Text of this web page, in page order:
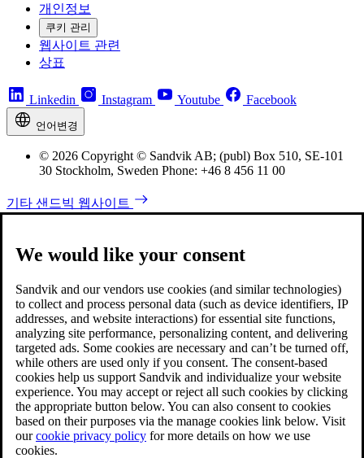
개인정보
쿠키 관리
웹사이트 관련
상표
Linkedin Instagram Youtube Facebook
언어변경
© 2026 Copyright © Sandvik AB; (publ) Box 510, SE-101
30 Stockholm, Sweden Phone: +46 8 456 11 00
기타 샌드빅 웹사이트
We would like your consent
Sandvik and our vendors use cookies (and similar technologies)
to collect and process personal data (such as device identifiers, IP
addresses, and website interactions) for essential site functions,
analyzing site performance, personalizing content, and delivering
targeted ads. Some cookies are necessary and can’t be turned off,
while others are used only if you consent. The consent-based
cookies help us support Sandvik and individualize your website
experience. You may accept or reject all such cookies by clicking
the appropriate button below. You can also consent to cookies
based on their purposes via the manage cookies link below. Visit
ourcookie privacy policy for more details on how we use
cookies.